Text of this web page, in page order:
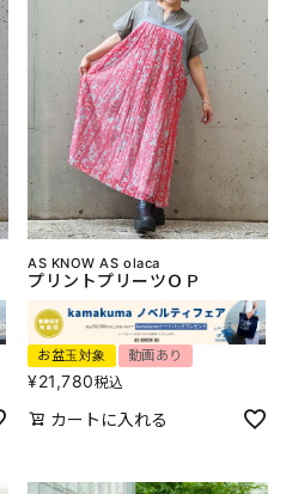
AS KNOW AS olaca
プリントプリーツＯＰ
お盆玉対象 動画あり
¥21,780税込
カートに入れる